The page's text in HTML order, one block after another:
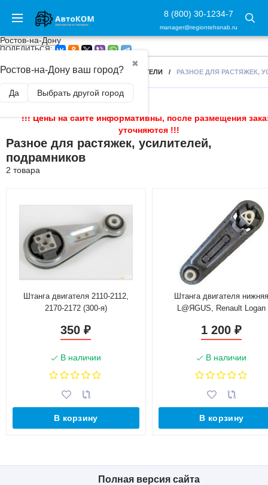
8 (800) 30-1234-7
manager@regiontehsnab.ru
Ростов-на-Дону
✖
Ростов-на-Дону ваш город?
Да Выбрать другой город
ПОДЕЛИТЬСЯ:
ГЛАВНАЯ / РАСТЯЖКИ, УПОРЫ, УСИЛИТЕЛИ / РАЗНОЕ ДЛЯ РАСТЯЖЕК,
!!! Цены на сайте информативны, после размещения
уточняются !!!
Разное для растяжек, усилителей,
подрамников
2 товара
Штанга двигателя 2110-2112,
2170-2172 (300-я)
350₽
В наличии
В корзину
Штанга двигателя
L@ЯGUS, Renault Logan
1 200₽
В наличии
В корзину
Полная версия сайта